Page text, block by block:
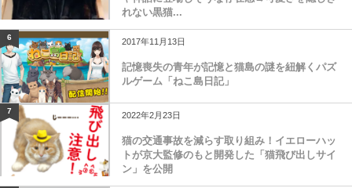
れない黒猫...
6 2017年11月13日
記憶喪失の青年が記憶と猫島の謎を紐解くパズ
ルゲーム「ねこ島日記」
7 2022年2月23日
猫の交通事故を減らす取り組み！イエローハッ
トが京大監修のもと開発した「猫飛び出しサイ
ン」を公開